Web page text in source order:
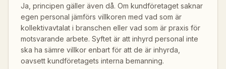
Ja, principen gäller även då. Om kundföretaget saknar
egen personal jämförs villkoren med vad som är
kollektivavtalat i branschen eller vad som är praxis för
motsvarande arbete. Syftet är att inhyrd personal inte
ska ha sämre villkor enbart för att de är inhyrda,
oavsett kundföretagets interna bemanning.